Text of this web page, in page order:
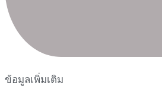
ข้อมูลเพิ่มเติม